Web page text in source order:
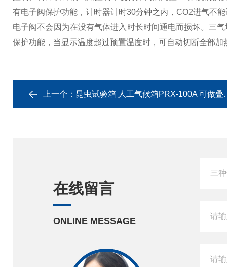
有电子阀保护功能，计时器计时30分钟之内，CO2进气不
电子阀不会因为在没有气体进入时长时间通电而损坏。 三
保护功能，当显示温度超过预置温度时，可自动切断全部加
上一个： 昆虫试验箱 人工气候箱PRX-100A 可做叠加式
在线留言
ONLINE MESSAGE